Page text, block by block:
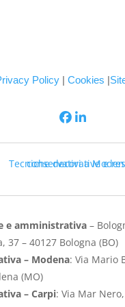
Policy |Cookies |
e amministrativa–
37 – 40127 Bologna (BO)
– Modena: Via Mario
(MO)
– Carpi: Via Mar